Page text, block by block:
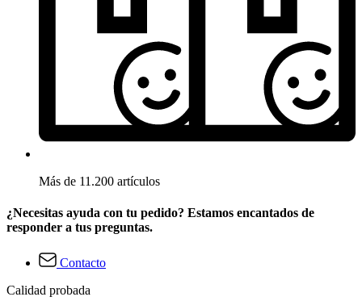
Más de 11.200 artículos
¿Necesitas ayuda con tu pedido? Estamos encantados de
responder a tus preguntas.
Contacto
Calidad probada